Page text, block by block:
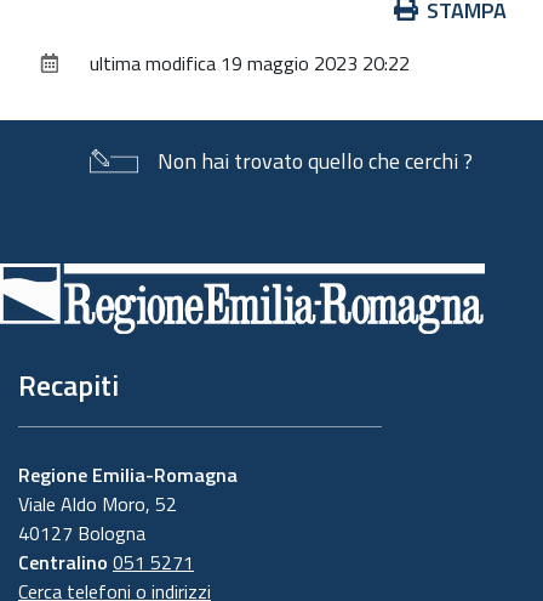
documento
STAMPA
ultima modifica 19 maggio 2023 20:22
Non hai trovato quello che cerchi ?
di
pagina
Recapiti
Regione Emilia-Romagna
Viale Aldo Moro, 52
40127 Bologna
Centralino 051 5271
Cerca telefoni o indirizzi